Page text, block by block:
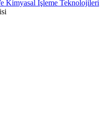
Kimyasal İşleme Teknolojileri